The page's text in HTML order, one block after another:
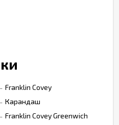
Franklin Covey
Карандаш
Franklin Covey Greenwich